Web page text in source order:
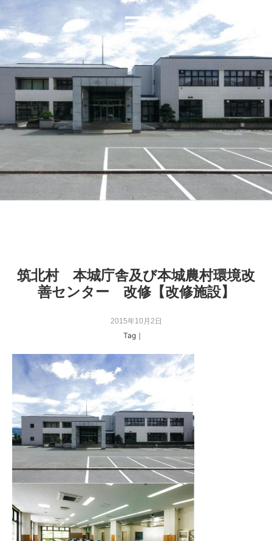
筑北村 本城庁舎及び本城農村環境改
善センター 改修【改修施設】
2015年10月2日
Tag｜